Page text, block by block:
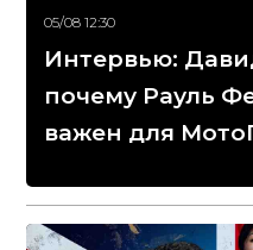
05/08 12:30
Интервью:
почему Рауль
важен для